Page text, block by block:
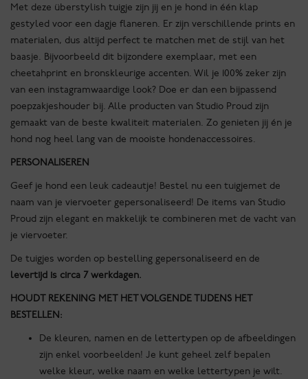
€27.00.
Met deze überstylish tuigje zijn jij en je hond in één klap
gestyled voor een dagje flaneren. Er zijn verschillende prints en
materialen, dus altijd perfect te matchen met de stijl van het
baasje. Bijvoorbeeld dit bijzondere exemplaar, met een
cheetahprint en bronskleurige accenten. Wil je 100% zeker zijn
van een instagramwaardige look? Doe er dan een bijpassend
poepzakjeshouder bij. Alle producten van Studio Proud zijn
gemaakt van de beste kwaliteit materialen. Zo genieten jij én je
hond nog heel lang van de mooiste hondenaccessoires.
PERSONALISEREN
Geef je hond een leuk cadeautje! Bestel nu een tuigjemet de
naam van je viervoeter gepersonaliseerd! De items van Studio
Proud zijn elegant en makkelijk te combineren met de vacht van
je viervoeter.
De tuigjes worden op bestelling gepersonaliseerd en de
levertijd is circa 7 werkdagen.
HOUDT REKENING MET HET VOLGENDE TIJDENS HET
BESTELLEN:
De kleuren, namen en de lettertypen op de afbeeldingen
zijn enkel voorbeelden! Je kunt geheel zelf bepalen
welke kleur, welke naam en welke lettertypen je wilt.